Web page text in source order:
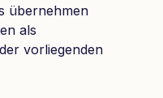
übernehmen
als
vorliegenden